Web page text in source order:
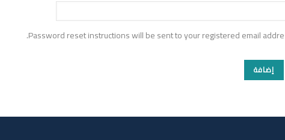
Password reset instructions will be sent to your registered email